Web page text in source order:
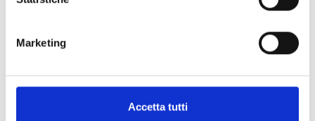
Marketing
Accetta tutti
Metodologia